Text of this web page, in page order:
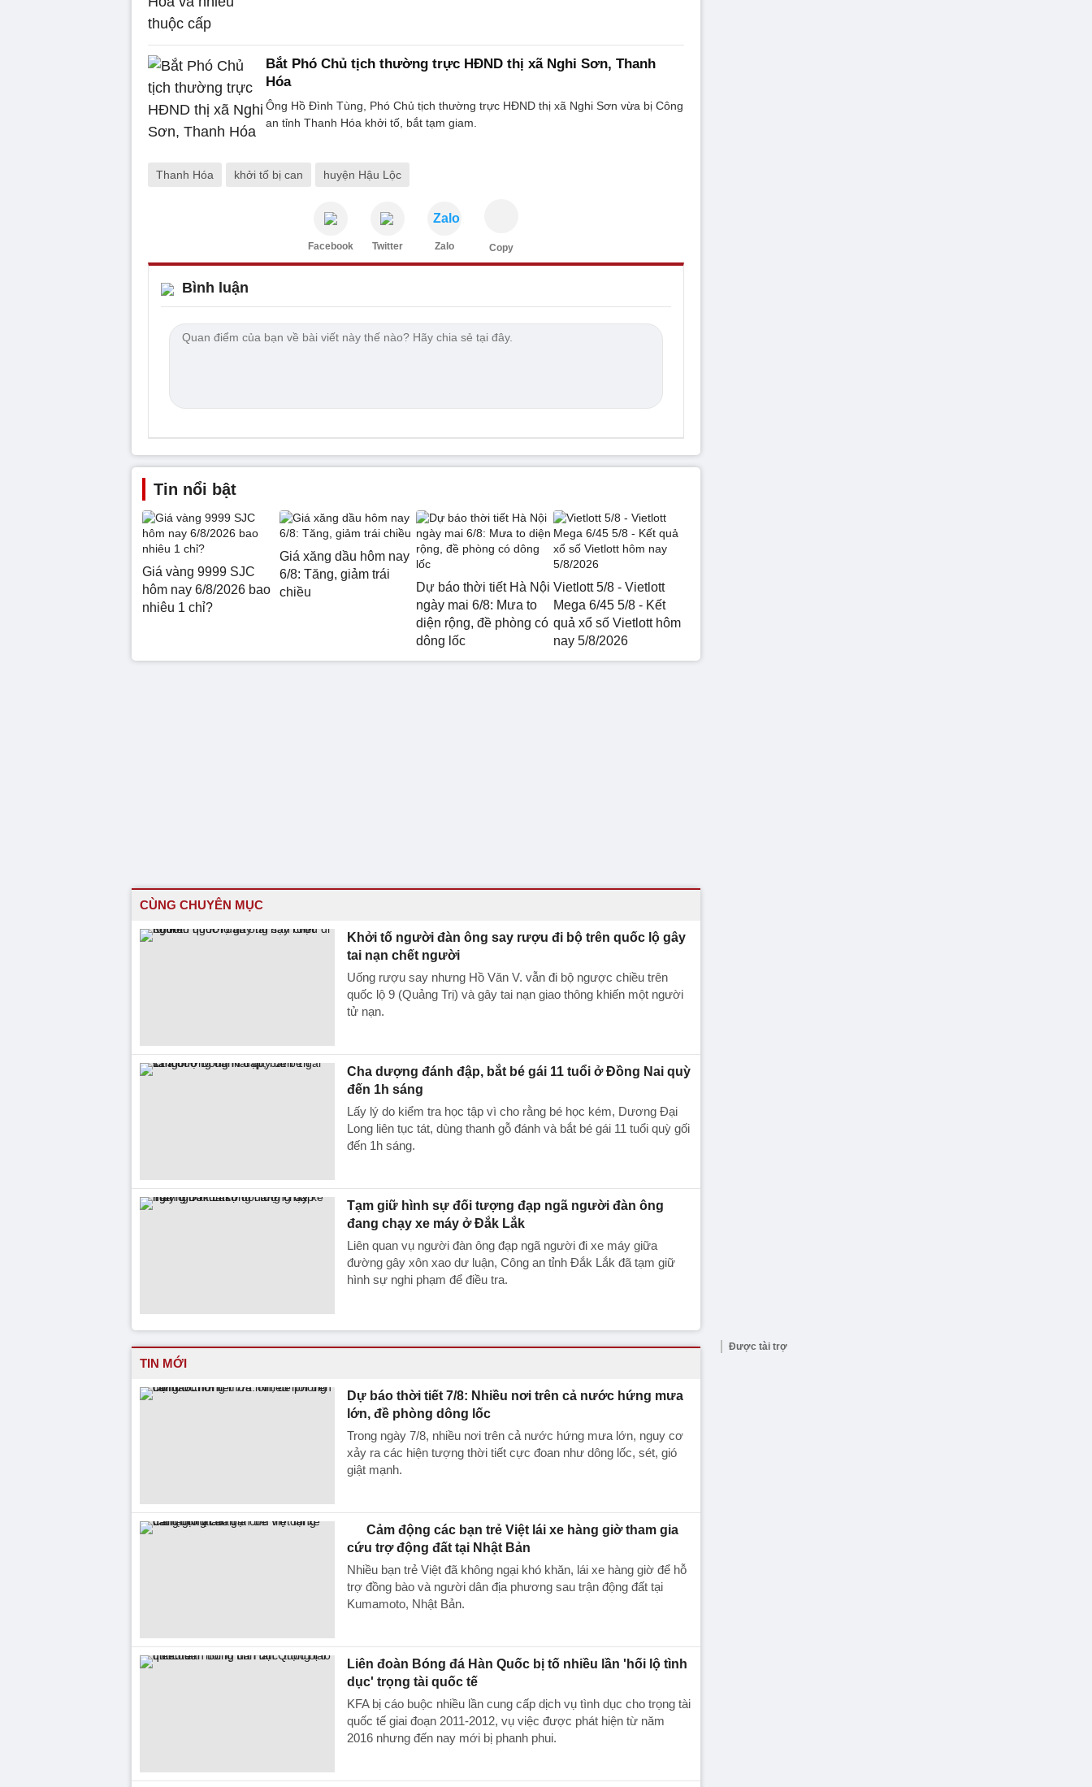
Bắt Phó Chủ tịch thường trực HĐND thị xã Nghi Sơn, Thanh
Hóa
Ông Hồ Đình Tùng, Phó Chủ tịch thường trực HĐND thị xã Nghi Sơn vừa bị Công
an tỉnh Thanh Hóa khởi tố, bắt tạm giam.
Thanh Hóa khởi tố bị can huyện Hậu Lộc
Facebook Twitter
Zalo
Zalo Copy
Bình luận
Tin nổi bật
Giá vàng 9999 SJC
hôm nay 6/8/2026 bao
nhiêu 1 chỉ?
Giá xăng dầu hôm nay
6/8: Tăng, giảm trái
chiều
Dự báo thời tiết Hà Nội
ngày mai 6/8: Mưa to
diện rộng, đề phòng có
dông lốc
Vietlott 5/8 - Vietlott
Mega 6/45 5/8 - Kết
quả xổ số Vietlott hôm
nay 5/8/2026
CÙNG CHUYÊN MỤC
Khởi tố người đàn ông say rượu đi bộ trên quốc lộ gây
tai nạn chết người
Uống rượu say nhưng Hồ Văn V. vẫn đi bộ ngược chiều trên
quốc lộ 9 (Quảng Trị) và gây tai nạn giao thông khiến một người
tử nạn.
Cha dượng đánh đập, bắt bé gái 11 tuổi ở Đồng Nai quỳ
đến 1h sáng
Lấy lý do kiểm tra học tập vì cho rằng bé học kém, Dương Đại
Long liên tục tát, dùng thanh gỗ đánh và bắt bé gái 11 tuổi quỳ gối
đến 1h sáng.
Tạm giữ hình sự đối tượng đạp ngã người đàn ông
đang chạy xe máy ở Đắk Lắk
Liên quan vụ người đàn ông đạp ngã người đi xe máy giữa
đường gây xôn xao dư luận, Công an tỉnh Đắk Lắk đã tạm giữ
hình sự nghi phạm để điều tra.
TIN MỚI
Dự báo thời tiết 7/8: Nhiều nơi trên cả nước hứng mưa
lớn, đề phòng dông lốc
Trong ngày 7/8, nhiều nơi trên cả nước hứng mưa lớn, nguy cơ
xảy ra các hiện tượng thời tiết cực đoan như dông lốc, sét, gió
giật mạnh.
Cảm động các bạn trẻ Việt lái xe hàng giờ tham gia
cứu trợ động đất tại Nhật Bản
Nhiều bạn trẻ Việt đã không ngại khó khăn, lái xe hàng giờ để hỗ
trợ đồng bào và người dân địa phương sau trận động đất tại
Kumamoto, Nhật Bản.
Liên đoàn Bóng đá Hàn Quốc bị tố nhiều lần 'hối lộ tình
dục' trọng tài quốc tế
KFA bị cáo buộc nhiều lần cung cấp dịch vụ tình dục cho trọng tài
quốc tế giai đoạn 2011-2012, vụ việc được phát hiện từ năm
2016 nhưng đến nay mới bị phanh phui.
Được tài trợ